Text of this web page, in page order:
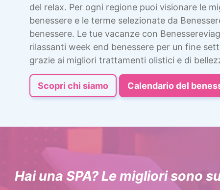
del relax. Per ogni regione puoi visionare le
benessere e le terme selezionate da
benessere. Le tue vacanze con
rilassanti week end benessere per un fine
grazie ai migliori trattamenti olistici e di
Scopri chi siamo Calendario del
Hai una SPA? Le migliori sono